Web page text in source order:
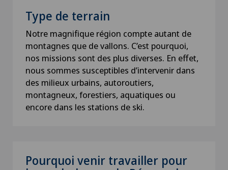
Type de terrain
Notre magnifique région compte autant de
montagnes que de vallons. C’est pourquoi,
nos missions sont des plus diverses. En effet,
nous sommes susceptibles d’intervenir dans
des milieux urbains, autoroutiers,
montagneux, forestiers, aquatiques ou
encore dans les stations de ski.
Pourquoi venir travailler pour